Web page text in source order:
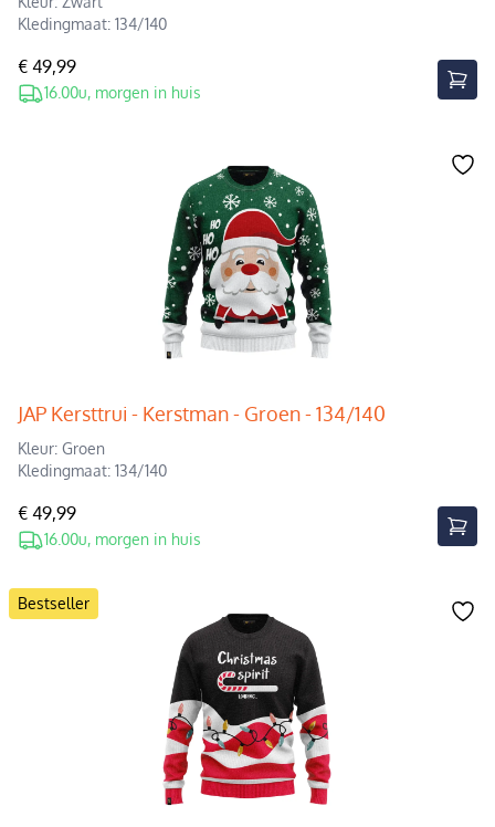
Kledingmaat: 134/140
€ 49,99
16.00u, morgen in huis
JAP Kersttrui - Kerstman - Groen - 134/140
Kleur: Groen
Kledingmaat: 134/140
€ 49,99
16.00u, morgen in huis
Bestseller